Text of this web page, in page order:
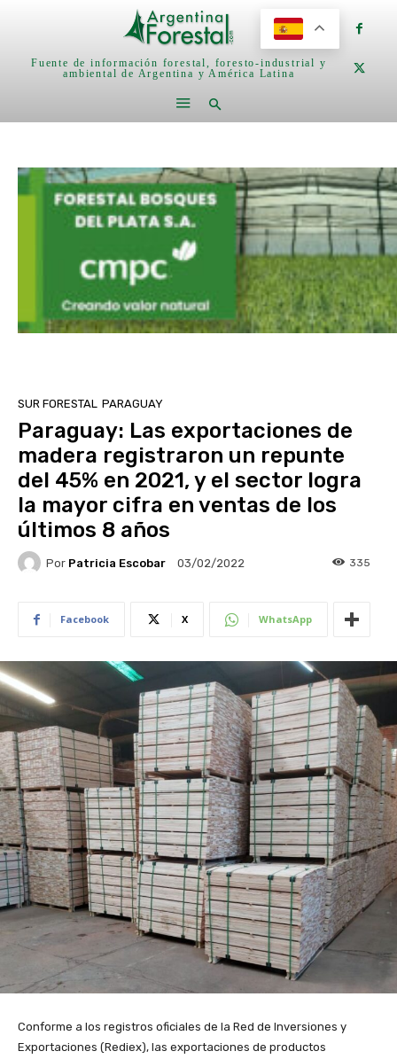
Fuente de información forestal, foresto-industrial y
ambiental de Argentina y América Latina
SUR FORESTAL PARAGUAY
Paraguay: Las exportaciones de
madera registraron un repunte
del 45% en 2021, y el sector logra
la mayor cifra en ventas de los
últimos 8 años
Por Patricia Escobar 03/02/2022 335
Facebook X WhatsApp
Conforme a los registros oficiales de la Red de Inversiones y
Exportaciones (Rediex), las exportaciones de productos